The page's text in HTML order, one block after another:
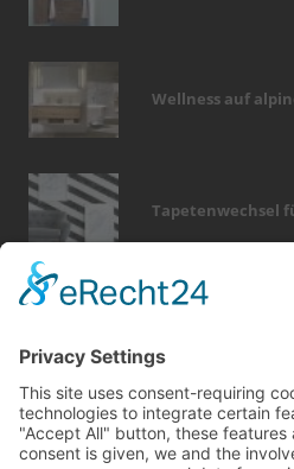
Wellness auf
Tapetenwechsel
dämmung möbel sanieren
photovoltaik
wärme